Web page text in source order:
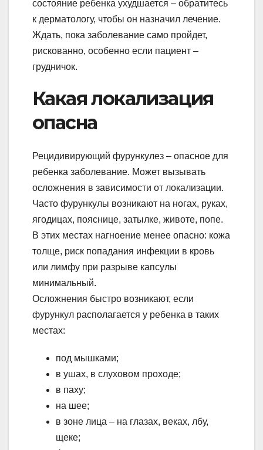
состояние ребенка ухудшается – обратитесь
к дерматологу, чтобы он назначил лечение.
Ждать, пока заболевание само пройдет,
рискованно, особенно если пациент –
грудничок.
Какая локализация
опасна
Рецидивирующий фурункулез – опасное для
ребенка заболевание. Может вызывать
осложнения в зависимости от локализации.
Часто фурункулы возникают на ногах, руках,
ягодицах, пояснице, затылке, животе, попе.
В этих местах нагноение менее опасно: кожа
толще, риск попадания инфекции в кровь
или лимфу при разрыве капсулы
минимальный.
Осложнения быстро возникают, если
фурункул располагается у ребенка в таких
местах:
под мышками;
в ушах, в слуховом проходе;
в паху;
на шее;
в зоне лица – на глазах, веках, лбу,
щеке;